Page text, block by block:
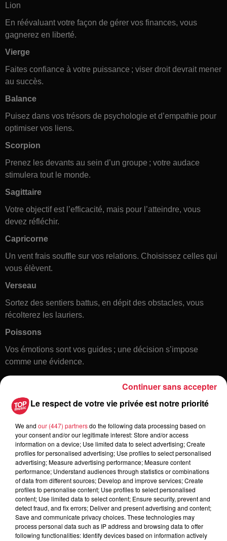
Lion
En réévaluant votre façon de gérer vos finances, vous
gagnerez en liberté.
Vierge
Faites confiance à votre puissance ; viser droit devrait mener
au succès.
Balance
Puisez dans vos trésors de psychologie et d’empathie pour
optimiser vos liens.
Scorpion
Prenez les devants au sein d’un groupe ; votre audace
stimulera tout le monde.
Sagittaire
Votre objectif est l’efficacité, mais pour l’atteindre, vous
devez réfléchir.
Capricorne
Un vent frais souffle sur vos relations. Choisissez celles qui
vous élèvent.
Verseau
Sortez des sentiers battus, en dépit des obstacles, vous
récolterez les lauriers.
Poissons
Vos émotions sont vos guides ; une décision s’impose
comme une évidence.
Toute l'actu
6 août 2026
À Hoerdt, de l’eau brune sort des
robinets
Le respect de votre vie privée est notre priorité
We and our (447) partnersdo the following data processing based on
your consent and/or our legitimate interest: Store and/or access
information on a device; Use limited data to select advertising; Create
profiles for personalised advertising; Use profiles to select personalised
advertising; Measure advertising performance; Measure content
performance; Understand audiences through statistics or combinations
of data from different sources; Develop and improve services; Create
profiles to personalise content; Use profiles to select personalised
content; Use limited data to select content; Ensure security, prevent and
detect fraud, and fix errors; Deliver and present advertising and content;
Save and communicate privacy choices. These technologies may
process personal data such as IP address and browsing data to offer
following functionalities: Identify devices based on information actively
Continuer sans accepter